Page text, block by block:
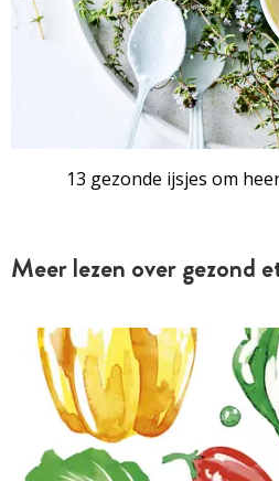
13 gezonde ijsjes om
Meer lezen over gezond